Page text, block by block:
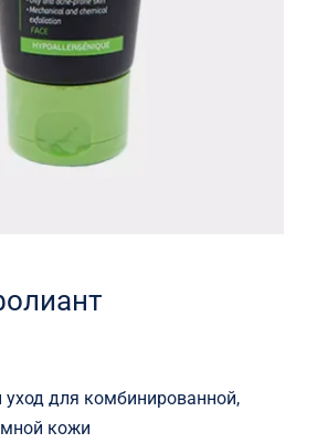
для комбинированной,
кожи